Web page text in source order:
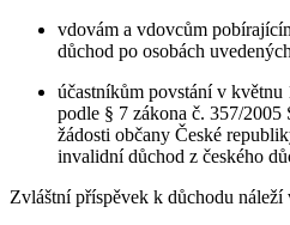
vdovám a vdovcům
důchod po osobách
účastníkům povstání v
podle § 7 zákona č. 357/
žádosti občany České
invalidní důchod z českého
Zvláštní příspěvek k důchodu náleží